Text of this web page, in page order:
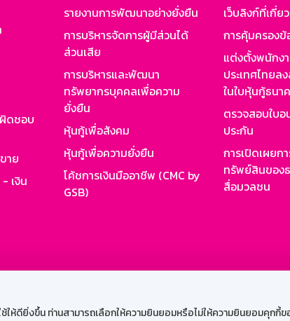
ดียิ่งขึ้น ท่านสามารถเลือกให้ความยินยอมหรือไม่ให้ความยินยอมคุกกี้ข
ดชอบ
าย
เงิน
รายงานการพัฒนาอย่างยั่งยืน
การบริหารจัดการผู้มีส่วนได้
ส่วนเสีย
การบริหารและพัฒนา
ทรัพยากรบุคคลเพื่อความ
ยั่งยืน
หุ้นกู้เพื่อสังคม
หุ้นกู้เพื่อความยั่งยืน
โค้ชการเงินมืออาชีพ (CMC by
GSB)
เว็บลิงก์ที่เกี่ย
การคุ้มครอง
แต่งตั้งพนักง
ประเทศไทยล
ในใบหุ้นกู้ธนา
ตรวจสอบใบ
ประกัน
การเปิดเผยก
ทรัพย์สินของ
สื่อมวลชน